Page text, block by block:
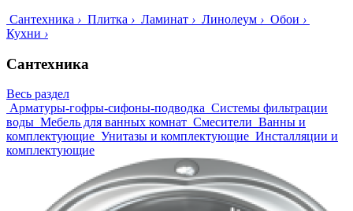
Сантехника › Плитка › Ламинат › Линолеум › Обои ›
Кухни ›
Сантехника
Весь раздел
Арматуры-гофры-сифоны-подводка Системы фильтрации
воды Мебель для ванных комнат Смесители Ванны и
комплектующие Унитазы и комплектующие Инсталляции и
комплектующие